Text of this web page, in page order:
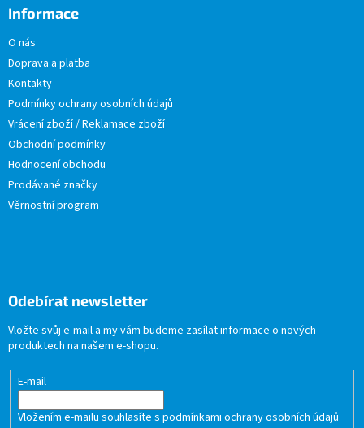
Informace
O nás
Doprava a platba
Kontakty
Podmínky ochrany osobních údajů
Vrácení zboží / Reklamace zboží
Obchodní podmínky
Hodnocení obchodu
Prodávané značky
Věrnostní program
Odebírat newsletter
Vložte svůj e-mail a my vám budeme zasílat informace o nových
produktech na našem e-shopu.
E-mail
Vložením e-mailu souhlasíte s podmínkami ochrany osobních údajů